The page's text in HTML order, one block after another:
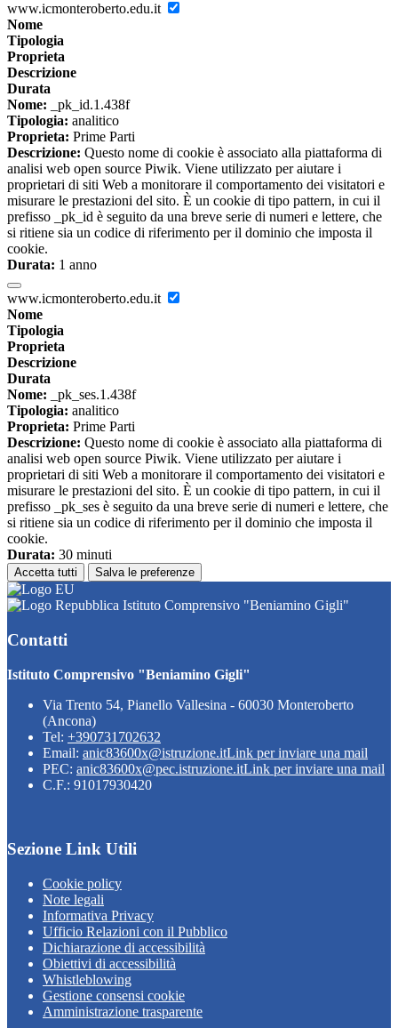
www.icmonteroberto.edu.it
Nome
Tipologia
Proprieta
Descrizione
Durata
Nome: _pk_id.1.438f
Tipologia: analitico
Proprieta: Prime Parti
Descrizione: Questo nome di cookie è associato alla piattaforma di
analisi web open source Piwik. Viene utilizzato per aiutare i
proprietari di siti Web a monitorare il comportamento dei visitatori e
misurare le prestazioni del sito. È un cookie di tipo pattern, in cui il
prefisso _pk_id è seguito da una breve serie di numeri e lettere, che
si ritiene sia un codice di riferimento per il dominio che imposta il
cookie.
Durata: 1 anno
www.icmonteroberto.edu.it
Nome
Tipologia
Proprieta
Descrizione
Durata
Nome: _pk_ses.1.438f
Tipologia: analitico
Proprieta: Prime Parti
Descrizione: Questo nome di cookie è associato alla piattaforma di
analisi web open source Piwik. Viene utilizzato per aiutare i
proprietari di siti Web a monitorare il comportamento dei visitatori e
misurare le prestazioni del sito. È un cookie di tipo pattern, in cui il
prefisso _pk_ses è seguito da una breve serie di numeri e lettere, che
si ritiene sia un codice di riferimento per il dominio che imposta il
cookie.
Durata: 30 minuti
Accetta tutti Salva le preferenze
Istituto Comprensivo "Beniamino Gigli"
Contatti
Istituto Comprensivo "Beniamino Gigli"
Via Trento 54, Pianello Vallesina - 60030 Monteroberto
(Ancona)
Tel: +390731702632
Email: anic83600x@istruzione.itLink per inviare una mail
PEC: anic83600x@pec.istruzione.itLink per inviare una mail
C.F.: 91017930420
Sezione Link Utili
Cookie policy
Note legali
Informativa Privacy
Ufficio Relazioni con il Pubblico
Dichiarazione di accessibilità
Obiettivi di accessibilità
Whistleblowing
Gestione consensi cookie
Amministrazione trasparente